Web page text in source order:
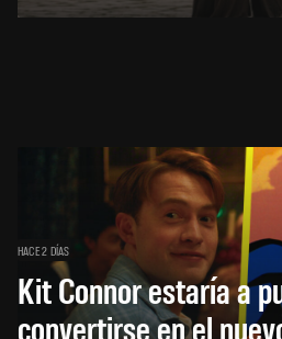
HACE 2 DÍAS
Kit Connor estaría a
convertirse en el